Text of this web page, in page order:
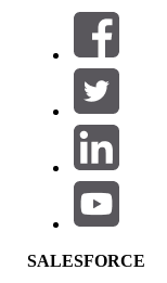
Filtrer etter (0)
VELG FILTRE
Produktområde
SALESFORCE